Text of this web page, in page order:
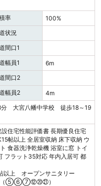
率
100%
状況
間口1
幅員1
6m
間口2
幅員2 4m
大宮八幡中学校 徒歩18～19
設住宅性能評価書 長期優良住宅
帖以上 全居室収納 床下収納 ウ
食器洗浄乾燥機 浴室に窓 トイ
フラット35対応 年内入居可 都
以上 オープンサニタリー
（⑤⑥⑦⑫⑳㉑）